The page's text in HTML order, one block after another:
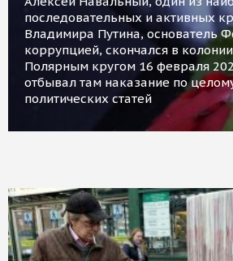
последовательных и активных
Владимира Путина, основатель
коррупцией, скончался в
Полярным кругом 16 февраля
отбывал там наказание по
политических статей